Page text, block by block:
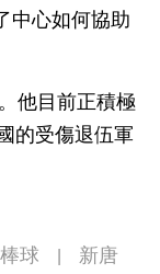
中心如何協助
他目前正積極
的受傷退伍軍
棒球
新唐